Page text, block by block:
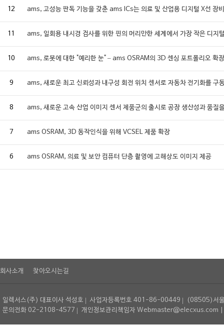
12 ams, 고성능 판독 기능을 갖춘 ams ICs는 의료 및 산업용 디지털 X선 장
11 ams, 일회용 내시경 검사를 위한 핀의 머리만한 세계에서 가장 작은 디지
10 ams, 로봇에 대한 "예리한 눈" – ams OSRAM의 3D 센싱 포트폴리오 확장
9 ams, 새로운 최고 신뢰성과 내구성 회전 위치 센서로 자동차 전기화를 구
8 ams, 새로운 고속 산업 이미지 센서 제품군의 출시로 공장 생산성과 품질
7 ams OSRAM, 3D 동작인식을 위해 VCSEL 제품 확장
6 ams OSRAM, 의료 및 보안 컴퓨터 단층 촬영에 고해상도 이미지 제공
회사소개 찾아오시는길
일렉서스(주) 대표이사 석성호 사업자등록번호 401-86-00449
(08505)서
문의전화 02-2108-4577
개인정보관리책임자